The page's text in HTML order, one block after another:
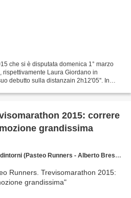
che si è disputata domenica 1° marzo
Laura Giordano in
debutto sulla distanzain 2h12'05''. In
2015: correre
grandissima
(Pasteo Runners - Alberto Bressan)